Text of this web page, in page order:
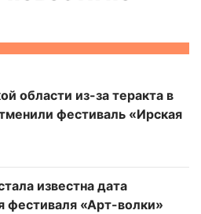
области из-за теракта в
фестиваль «Ирская
известна дата
фестиваля «Арт-волки»